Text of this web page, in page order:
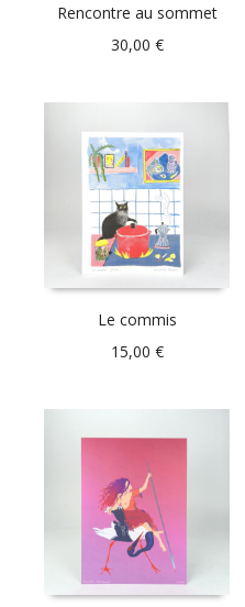
Rencontre au sommet
30,00 €
Le commis
15,00 €